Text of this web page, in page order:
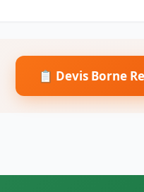
📋 Devis Borne